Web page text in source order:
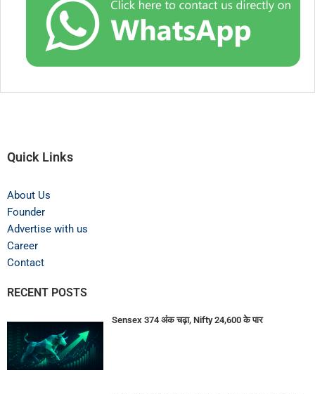
Quick Links
About Us
Founder
Advertise with us
Career
Contact
RECENT POSTS
Sensex 374 अंक चढ़ा, Nifty 24,600 के पार